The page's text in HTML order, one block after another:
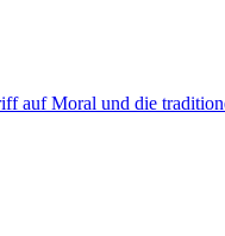
auf Moral und die